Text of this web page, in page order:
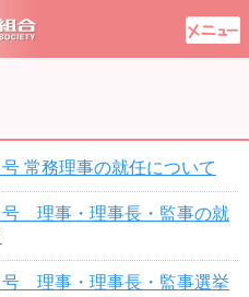
常務理事の就任について
号 理事・理事長・監事の就
号 理事・理事長・監事選挙